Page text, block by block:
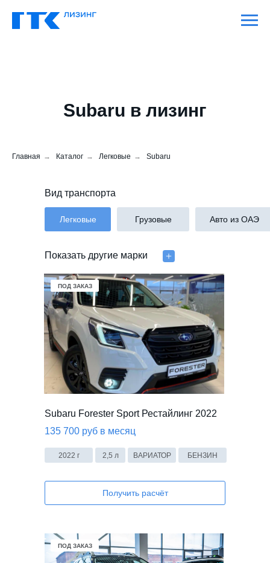
Subaru в лизинг
Главная → Каталог → Легковые → Subaru
Вид транспорта
Легковые Грузовые Авто из ОАЭ
Показать другие марки
Mercedes-Benz Volkswagen
Subaru Forester Sport Рестайлинг 2022
135 700 руб в месяц
2,5 л ВАРИАТОР БЕНЗИН
2022 г
Получить расчёт
В НАЛИЧИИ
В НАЛИЧИИ
ПОД ЗАКАЗ
ПОД ЗАКАЗ
ПОД ЗАКАЗ